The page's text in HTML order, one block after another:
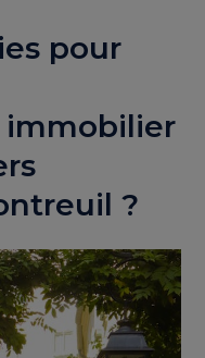
pour
immobilier
?